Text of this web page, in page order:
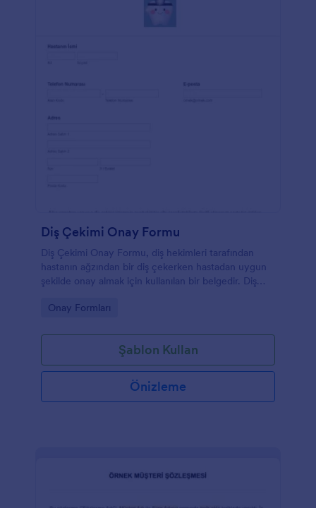
Diş Çekimi Onay Formu
Diş Çekimi Onay Formu, diş hekimleri tarafından
hastanın ağzından bir diş çekerken hastadan uygun
şekilde onay almak için kullanılan bir belgedir. Diş
uygun onam almak ve aynı zamanda hastayı böyle
uygun şekilde bilgilendirmek doğru olacaktır. Diş
Çekimi Onay Formu, diş hekimlerinin hastalarından
onay almak için kullanabilecekleri bilgilendirilmiş bir
onay formudur. Aynı zamanda diş hekimlerinin
hastalara hangi bilgileri vermesi gerektiğini,
Go to Category:
Onay Formları
Şablon Kullan
Önizleme